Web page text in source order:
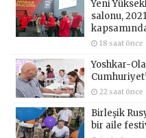
Yeni
salonu,
18 saat önce
Yoshkar-
22 saat önce
Birleşik
bir aile